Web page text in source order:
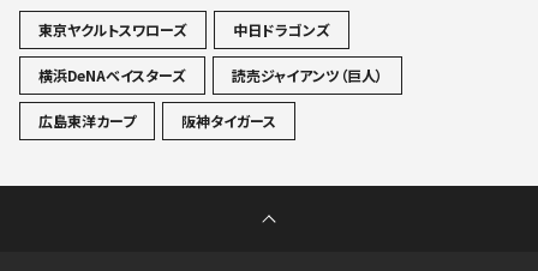
東京ヤクルトスワローズ
中日ドラゴンズ
横浜DeNAベイスターズ 読売ジャイアンツ（巨人）
広島東洋カープ 阪神タイガース